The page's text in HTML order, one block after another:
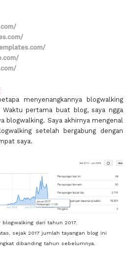
menyenangkannya blogwalking
Waktu pertama buat blog, saya ngga
blogwalking. Saya akhirnya mengenal
setelah bergabung dengan
saya.
blogwalking dari tahun 2017.
sejak 2017 jumlah tayangan blog ini
dibanding tahun sebelumnya.